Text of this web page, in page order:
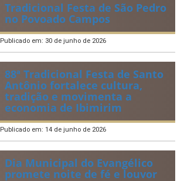
Tradicional Festa de São Pedro
no Povoado Campos
Publicado em: 30 de junho de 2026
88ª Tradicional Festa de Santo
Antônio fortalece cultura,
tradição e movimenta a
economia de Ibimirim
Publicado em: 14 de junho de 2026
Dia Municipal do Evangélico
promete noite de fé e louvor